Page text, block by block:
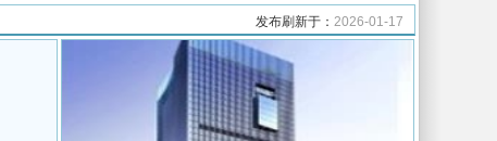
发布刷新于： 2026-01-17